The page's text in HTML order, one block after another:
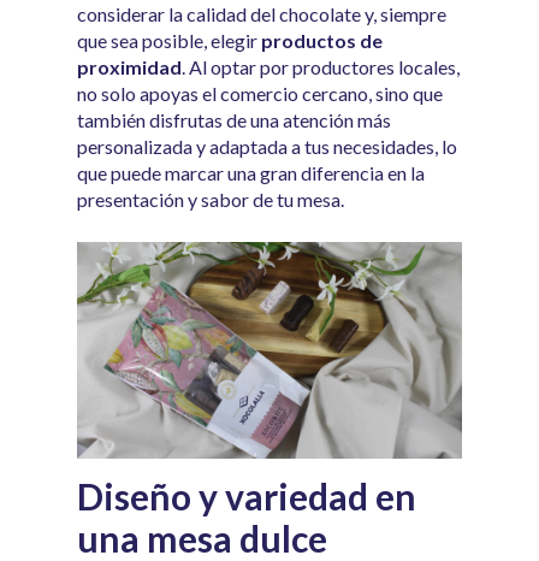
considerar la calidad del chocolate y, siempre
que sea posible, elegir productos de
proximidad. Al optar por productores locales,
no solo apoyas el comercio cercano, sino que
también disfrutas de una atención más
personalizada y adaptada a tus necesidades, lo
que puede marcar una gran diferencia en la
presentación y sabor de tu mesa.
Diseño y variedad en
una mesa dulce